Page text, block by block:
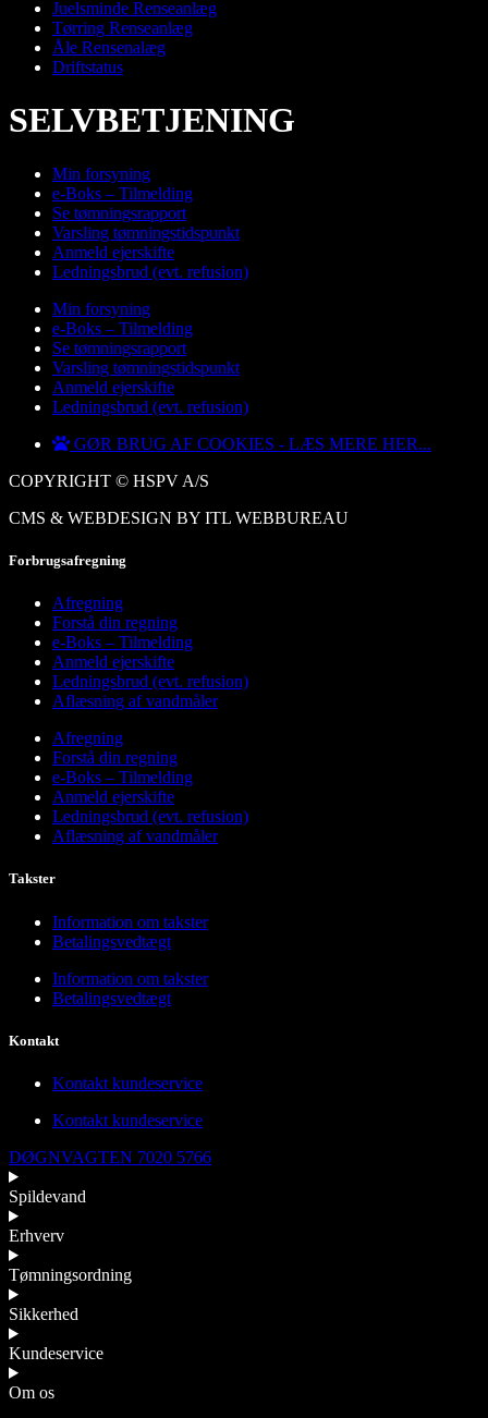
Juelsminde Renseanlæg
Tørring Renseanlæg
Åle Rensenalæg
Driftstatus
SELVBETJENING
Min forsyning
e-Boks – Tilmelding
Se tømningsrapport
Varsling tømningstidspunkt
Anmeld ejerskifte
Ledningsbrud (evt. refusion)
Min forsyning
e-Boks – Tilmelding
Se tømningsrapport
Varsling tømningstidspunkt
Anmeld ejerskifte
Ledningsbrud (evt. refusion)
GØR BRUG AF COOKIES - LÆS MERE HER...
COPYRIGHT © HSPV A/S
CMS & WEBDESIGN BY ITL WEBBUREAU
Forbrugsafregning
Afregning
Forstå din regning
e-Boks – Tilmelding
Anmeld ejerskifte
Ledningsbrud (evt. refusion)
Aflæsning af vandmåler
Afregning
Forstå din regning
e-Boks – Tilmelding
Anmeld ejerskifte
Ledningsbrud (evt. refusion)
Aflæsning af vandmåler
Takster
Information om takster
Betalingsvedtægt
Information om takster
Betalingsvedtægt
Kontakt
Kontakt kundeservice
Kontakt kundeservice
DØGNVAGTEN 7020 5766
Spildevand
Erhverv
Tømningsordning
Sikkerhed
Kundeservice
Om os